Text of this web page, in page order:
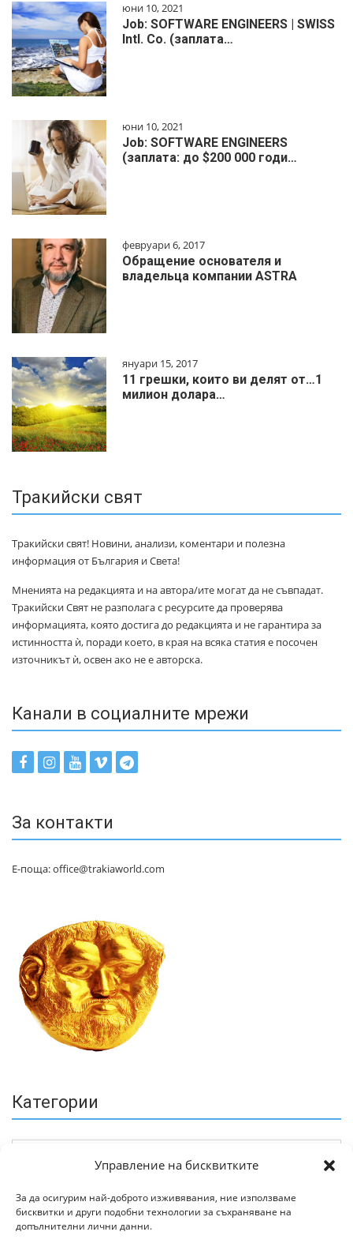
Управление на бисквитките
За да осигурим най-доброто изживявания, ние използваме
бисквитки и други подобни технологии за съхраняване на
допълнителни лични данни.
юни 10, 2021
Job: SOFTWARE ENGINEERS | SWISS
Intl. Co. (заплата…
юни 10, 2021
Job: SOFTWARE ENGINEERS
(заплата: до $200 000 годи…
февруари 6, 2017
Обращение основателя и
владельца компании ASTRA
януари 15, 2017
11 грешки, които ви делят от…1
милиoн дoлapa…
Тракийски свят
Тракийски свят! Новини, анализи, коментари и полезна
информация от България и Света!
Мненията на редакцията и на автора/ите могат да не съвпадат.
Тракийски Свят не разполага с ресурсите да проверява
информацията, която достига до редакцията и не гарантира за
истинността ѝ, поради което, в края на всяка статия е посочен
източникът ѝ, освен ако не е авторска.
Канали в социалните мрежи
За контакти
Е-поща: office@trakiaworld.com
Категории
Архив